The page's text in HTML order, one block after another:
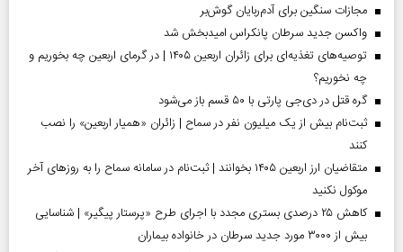
مجازات سنگین برای آدم‌ربایان گوش‌بر
واکسن جدید سرطان پانکراس امیدبخش شد
توصیه‌های تغذیه‌ای برای زائران اربعین ۱۴۰۵ | در گرمای اربعین چه بخوریم و
چه نخوریم؟
گره قتل در دی‌جی پارتی با ۵۰ قسم باز می‌شود
ثبت‌نام بیش از یک میلیون نفر در سماح | زائران «همیار اربعین» را نصب
کنند
متقاضیان ارز اربعین ۱۴۰۵ بخوانند | ثبت‌نام در سامانه سماح را به روز‌های آخر
موکول نکنید
کاهش ۲۵ درصدی بستری مجدد با اجرای طرح «پرستار پیگیر» | شناسایی
بیش از ۳۰۰۰ مورد جدید سرطان در خانواده بیماران